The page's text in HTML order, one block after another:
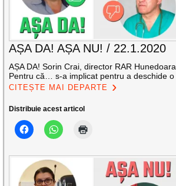
AȘA DA! AȘA NU! / 22.1.2020
AȘA DA! Sorin Crai, director RAR Hunedoara
Pentru că… s-a implicat pentru a deschide o
CITEȘTE MAI DEPARTE
Distribuie acest articol